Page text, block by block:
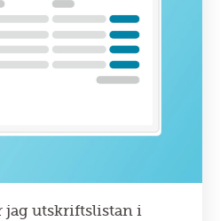
jag utskriftslistan i